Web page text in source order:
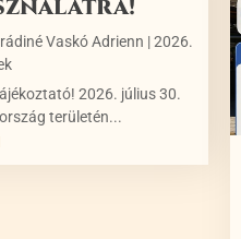
Vaskó Adrienn |2026.
2026. július 30.
területén...